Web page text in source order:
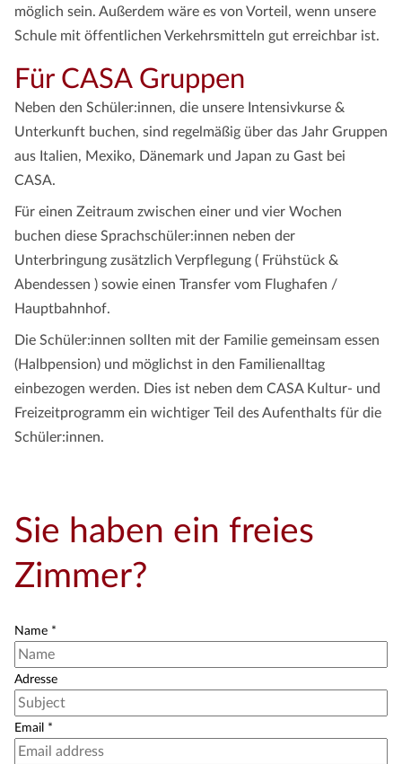
möglich sein. Außerdem wäre es von Vorteil, wenn unsere
Schule mit öffentlichen Verkehrsmitteln gut erreichbar ist.
Für CASA Gruppen
Neben den Schüler:innen, die unsere Intensivkurse &
Unterkunft buchen, sind regelmäßig über das Jahr Gruppen
aus Italien, Mexiko, Dänemark und Japan zu Gast bei
CASA.
Für einen Zeitraum zwischen einer und vier Wochen
buchen diese Sprachschüler:innen neben der
Unterbringung zusätzlich Verpflegung ( Frühstück &
Abendessen ) sowie einen Transfer vom Flughafen /
Hauptbahnhof.
Die Schüler:innen sollten mit der Familie gemeinsam essen
(Halbpension) und möglichst in den Familienalltag
einbezogen werden. Dies ist neben dem CASA Kultur- und
Freizeitprogramm ein wichtiger Teil des Aufenthalts für die
Schüler:innen.
Sie haben ein freies
Zimmer?
Name *
Adresse
Email *